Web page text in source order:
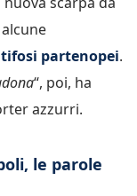
tifosi partenopei.
“, poi, ha
azzurri.
le parole